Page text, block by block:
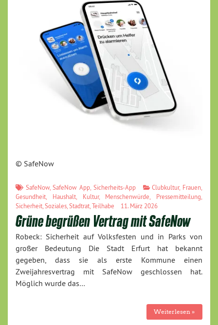
© SafeNow
SafeNow,SafeNow App, Sicherheits-App Clubkultur, Frauen,
Gesundheit, Haushalt, Kultur, Menschenwürde, Pressemitteilung,
Sicherheit,Soziales,Stadtrat,Teilhabe 11. März 2026
Grüne begrüßen Vertrag mit SafeNow
Robeck: Sicherheit auf Volksfesten und in Parks von
großer Bedeutung Die Stadt Erfurt hat bekannt
gegeben, dass sie als erste Kommune einen
Zweijahresvertrag mit SafeNow geschlossen hat.
Möglich wurde das…
Weiterlesen »